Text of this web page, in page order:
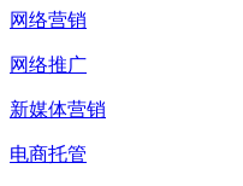
网络营销
网络推广
新媒体营销
电商托管